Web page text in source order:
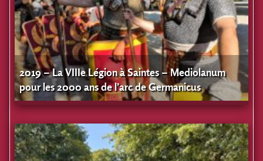
2019 – La VIIIe Légion à Saintes – Mediolanum
pour les 2000 ans de l’arc de Germanicus